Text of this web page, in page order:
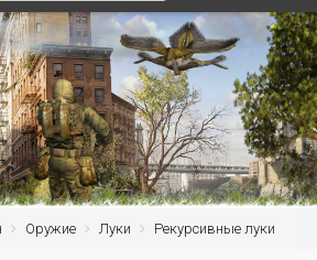
Оружие Луки Рекурсивные луки